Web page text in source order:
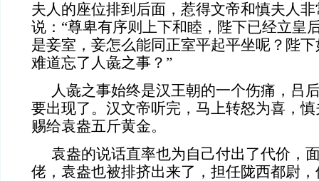
夫人的座位排到后面，惹得文帝和慎夫人
说：“尊卑有序则上下和睦，陛下已经立皇
是妾室，妾怎么能同正室平起平坐呢？陛
难道忘了人彘之事？”
人彘之事始终是汉王朝的一个伤痛，吕
要出现了。汉文帝听完，马上转怒为喜，
赐给袁盎五斤黄金。
袁盎的说话直率也为自己付出了代价，
佬，袁盎也被排挤出来了，担任陇西都尉